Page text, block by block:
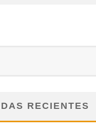
RECIENTES